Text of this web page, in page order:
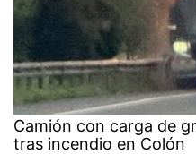
Camión con carga de
tras incendio en Colón